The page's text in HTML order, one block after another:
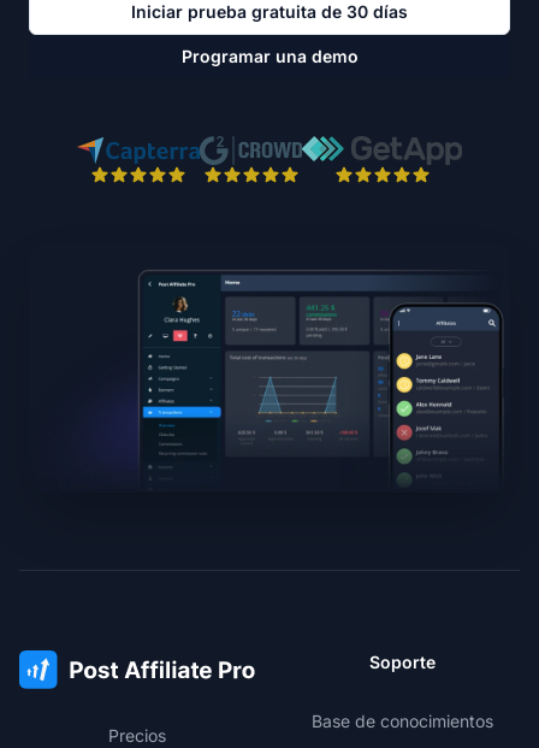
Iniciar prueba gratuita de 30 días
Programar una demo
Precios
Soporte
Base de conocimientos